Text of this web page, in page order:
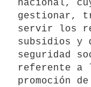
nacional,
gestionar,
servir los
subsidios y
seguridad
referente
promoción